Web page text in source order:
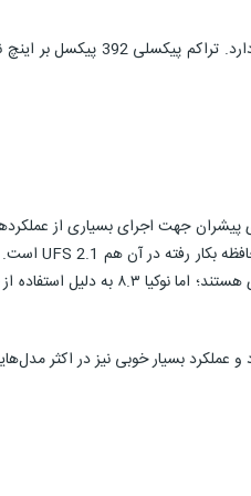
نیز در اکثر مدل‌هایی که از آن برخوردارند